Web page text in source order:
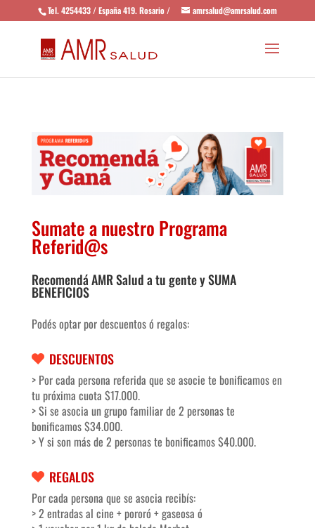
Tel. 4254433 / España 419. Rosario / amrsalud@amrsalud.com
Sumate a nuestro Programa
Referid@s
Recomendá AMR Salud a tu gente y SUMA
BENEFICIOS
Podés optar por descuentos ó regalos:
DESCUENTOS
> Por cada persona referida que se asocie te bonificamos en
tu próxima cuota $17.000.
> Si se asocia un grupo familiar de 2 personas te
bonificamos $34.000.
> Y si son más de 2 personas te bonificamos $40.000.
REGALOS
Por cada persona que se asocia recibís:
> 2 entradas al cine + pororó + gaseosa ó